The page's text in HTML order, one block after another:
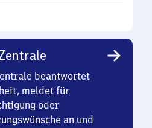
beantwortet
meldet für
oder
an und